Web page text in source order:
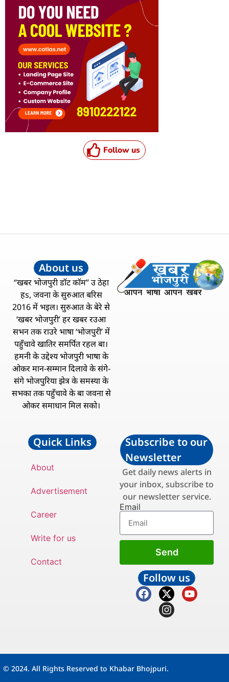
Follow us
About us
“खबर भोजपुरी डॉट कॉम” उ ठेहा
हs, जवना के सुरुआत बरिस
2016 में भइल। सुरुआत के बेरे से
‘खबर भोजपुरी’ हर खबर रउआ
सभन तक राउरे भाषा ‘भोजपुरी’ में
पहुँचावे खातिर समर्पित रहल बा।
हमनी के उद्देश्य भोजपुरी भाषा के
ओकर मान-सम्मान दिलावे के संगे-
संगे भोजपुरिया झेत्र के समस्या के
सभका तक पहुँचावे के बा जवना से
ओकर समाधान मिल सको।
Quick Links
About
Advertisement
Career
Write for us
Contact
Subscribe to our
Newsletter
Get daily news alerts in
your inbox, subscribe to
our newsletter service.
Email
Send
Follow us
© 2024. All Rights Reserved to Khabar Bhojpuri.